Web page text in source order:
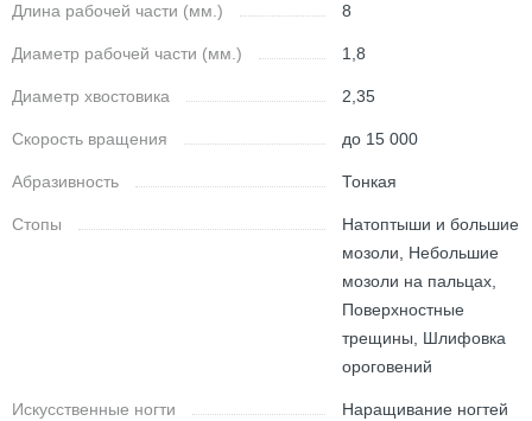
Длина рабочей части (мм.) 8
Диаметр рабочей части (мм.) 1,8
Диаметр хвостовика 2,35
Скорость вращения до 15 000
Абразивность Тонкая
Стопы
Натоптыши и большие
мозоли, Небольшие
мозоли на пальцах,
Поверхностные
трещины, Шлифовка
ороговений
Искусственные ногти Наращивание ногтей